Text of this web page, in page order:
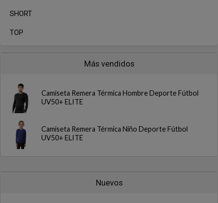
SHORT
TOP
Más vendidos
Camiseta Remera Térmica Hombre Deporte Fútbol
UV50+ ELITE
Camiseta Remera Térmica Niño Deporte Fútbol
UV50+ ELITE
Nuevos